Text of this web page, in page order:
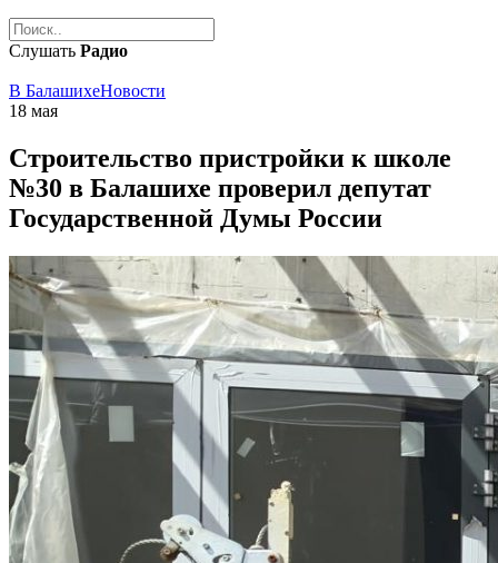
Слушать Радио
В БалашихеНовости
18 мая
Строительство пристройки к школе
№30 в Балашихе проверил депутат
Государственной Думы России